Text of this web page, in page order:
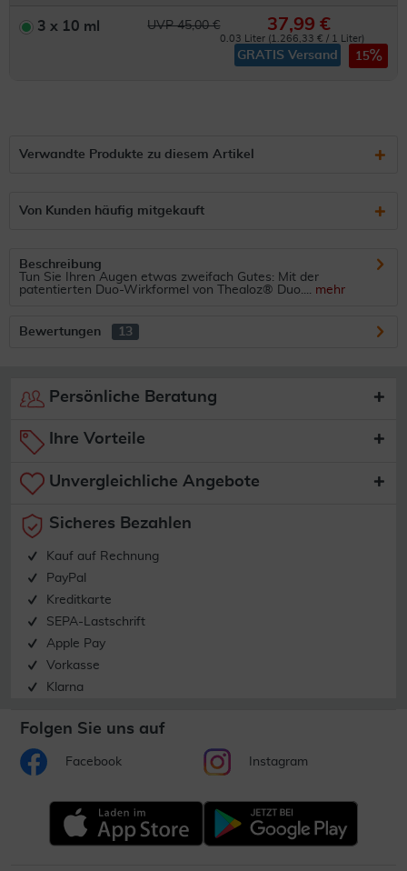
3 x 10 ml UVP 45,00 € 37,99 €
0.03 Liter (1.266,33 € / 1 Liter)
GRATIS Versand 15
Verwandte Produkte zu diesem Artikel
Von Kunden häufig mitgekauft
Beschreibung
Tun Sie Ihren Augen etwas zweifach Gutes: Mit der
patentierten Duo-Wirkformel von Thealoz® Duo.... mehr
Bewertungen 13
Persönliche Beratung
Ihre Vorteile
Unvergleichliche Angebote
Sicheres Bezahlen
Kauf auf Rechnung
PayPal
Kreditkarte
SEPA-Lastschrift
Apple Pay
Vorkasse
Klarna
Folgen Sie uns auf
Facebook Instagram